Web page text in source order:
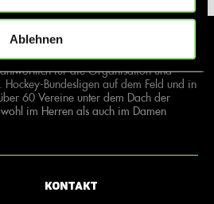
Ablehnen
für die Organisation und
Bundesligen auf dem Feld und in
60 Vereine unter dem Dach der
im Herren als auch im Damen
Kontakt